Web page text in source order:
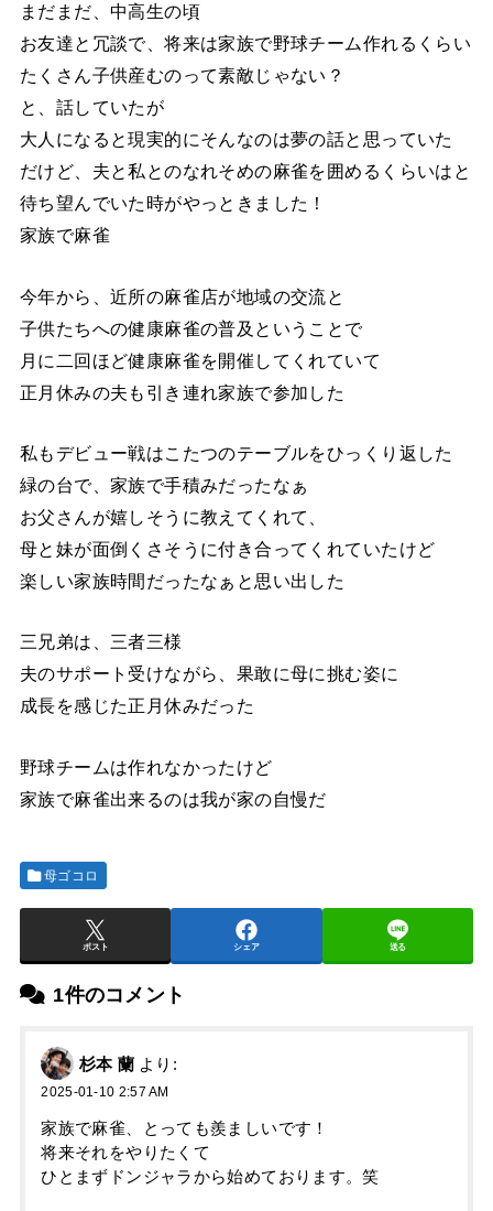
まだまだ、中高生の頃
お友達と冗談で、将来は家族で野球チーム作れるくらい
たくさん子供産むのって素敵じゃない？
と、話していたが
大人になると現実的にそんなのは夢の話と思っていた
だけど、夫と私とのなれそめの麻雀を囲めるくらいはと
待ち望んでいた時がやっときました！
家族で麻雀
今年から、近所の麻雀店が地域の交流と
子供たちへの健康麻雀の普及ということで
月に二回ほど健康麻雀を開催してくれていて
正月休みの夫も引き連れ家族で参加した
私もデビュー戦はこたつのテーブルをひっくり返した
緑の台で、家族で手積みだったなぁ
お父さんが嬉しそうに教えてくれて、
母と妹が面倒くさそうに付き合ってくれていたけど
楽しい家族時間だったなぁと思い出した
三兄弟は、三者三様
夫のサポート受けながら、果敢に母に挑む姿に
成長を感じた正月休みだった
野球チームは作れなかったけど
家族で麻雀出来るのは我が家の自慢だ
母ゴコロ
ポスト シェア 送る
1件のコメント
杉本 蘭 より:
2025-01-10 2:57 AM
家族で麻雀、とっても羨ましいです！
将来それをやりたくて
ひとまずドンジャラから始めております。笑